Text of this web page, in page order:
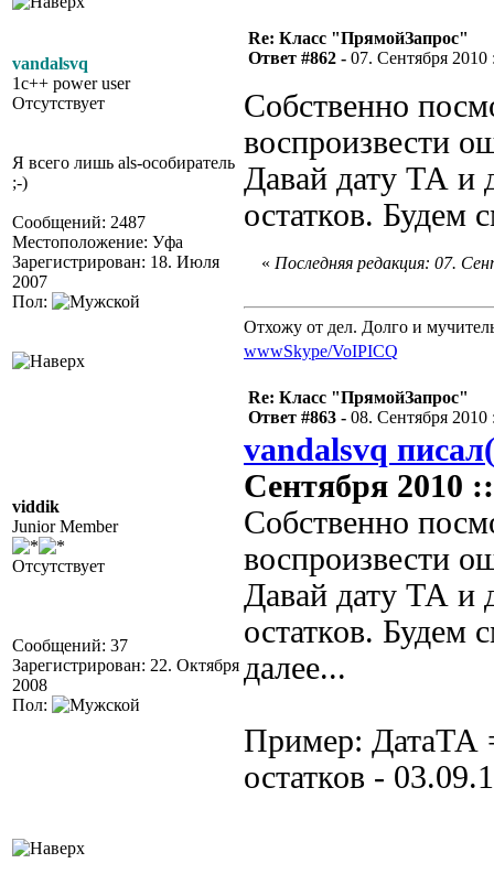
vandalsvq
1c++ power user
Отсутствует
Я всего лишь als-особиратель
;-)
Сообщений: 2487
Местоположение: Уфа
Зарегистрирован: 18. Июля
2007
Пол:
Re: Класс "ПрямойЗапрос"
Ответ #862 - 07. Сентября 2010
Собственно
воспроизвести
Давай дату ТА и
остатков. Будем
« Последняя редакция: 07.
Отхожу от дел. Долго и
wwwSkype/VoIPICQ
viddik
Junior Member
Отсутствует
Сообщений: 37
Зарегистрирован: 22. Октября
2008
Пол:
Re: Класс "ПрямойЗапрос"
Ответ #863 - 08. Сентября 2010
vandalsvq
Сентября 2010
Собственно
воспроизвести
Давай дату ТА и
остатков. Будем
далее...
Пример: ДатаТА
остатков -